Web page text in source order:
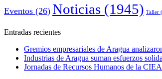
Eventos (26) Noticias (1945) Taller
Entradas recientes
Gremios empresariales de Aragua
Industrias de Aragua suman esfuerzos
Jornadas de Recursos Humanos de la